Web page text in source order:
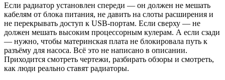
Если радиатор установлен спереди — он должен не мешать
кабелям от блока питания, не давить на слоты расширения и
не перекрывать доступ к USB-портам. Если сверху — не
должен мешать высоким процессорным кулерам. А если сзади
— нужно, чтобы материнская плата не блокировала путь к
разъёму для насоса. Всё это не написано в описании.
Приходится смотреть чертежи, разбирать обзоры и смотреть,
как люди реально ставят радиаторы.